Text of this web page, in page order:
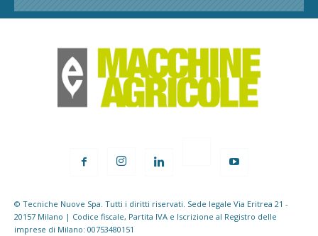
© Tecniche Nuove Spa. Tutti i diritti riservati. Sede legale Via Eritrea 21 -
20157 Milano | Codice fiscale, Partita IVA e Iscrizione al Registro delle
imprese di Milano: 00753480151